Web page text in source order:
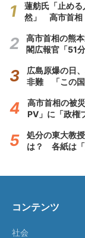
蓮舫氏「止め
然」 高市首相
高市首相の熊
閣広報官「51
広島原爆の日
非難 「この国
高市首相の被
PV」に「政権
処分の東大教
は？ 各紙は「
コンテンツ
社会